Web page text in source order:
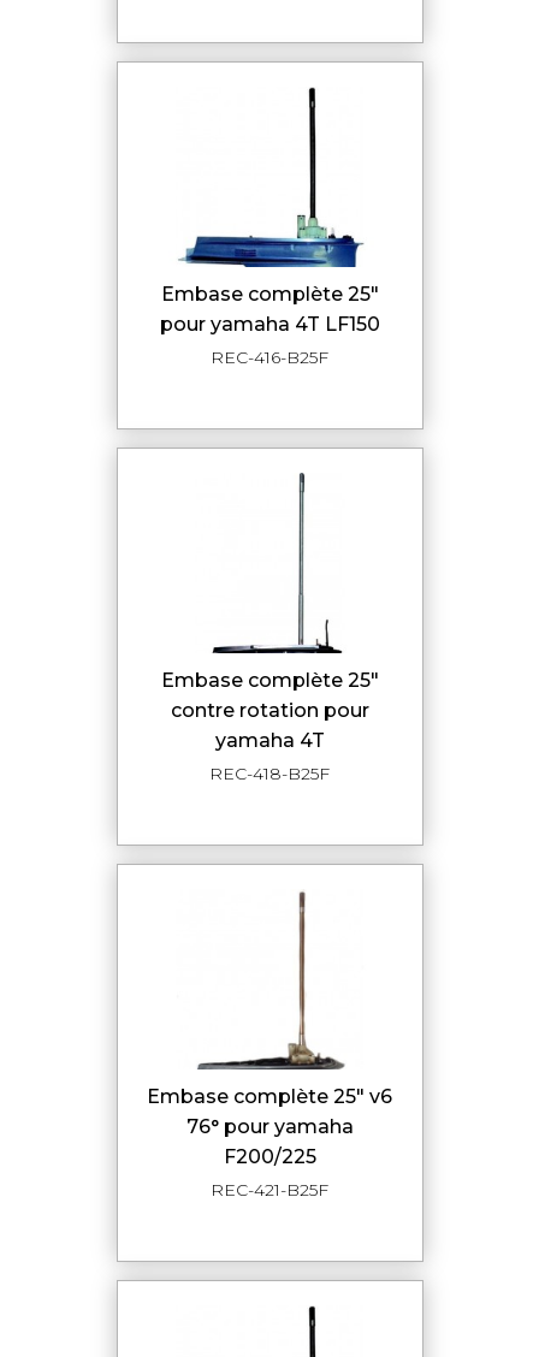
embase complète 25"
pour yamaha 4T LF150
REC-416-B25F
embase complète 25"
contre rotation pour
yamaha 4T
REC-418-B25F
embase complète 25" v6
76° pour yamaha
F200/225
REC-421-B25F